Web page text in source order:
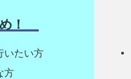
！
いたい方
方